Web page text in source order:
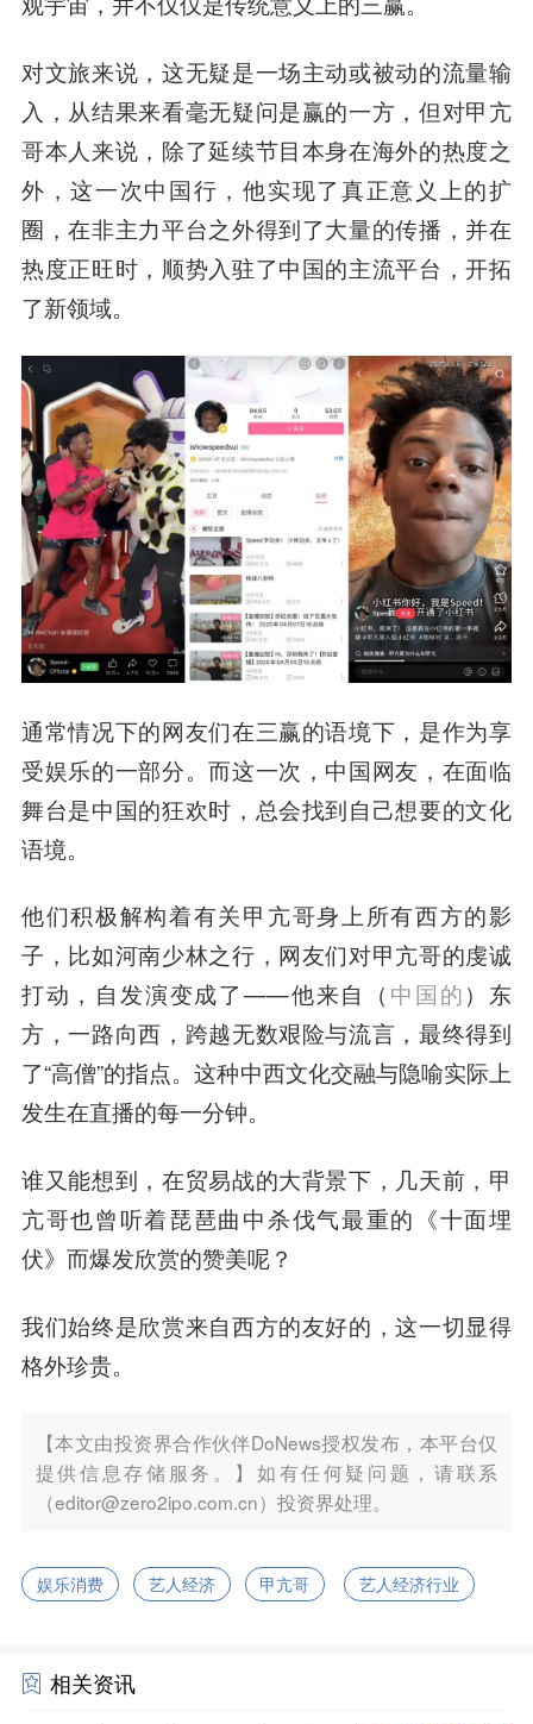
对文旅来说，这无疑是一场主动或被动的流量输
入，从结果来看毫无疑问是赢的一方，但对甲亢
哥本人来说，除了延续节目本身在海外的热度之
外，这一次中国行，他实现了真正意义上的扩
圈，在非主力平台之外得到了大量的传播，并在
热度正旺时，顺势入驻了中国的主流平台，开拓
了新领域。
通常情况下的网友们在三赢的语境下，是作为享
受娱乐的一部分。而这一次，中国网友，在面临
舞台是中国的狂欢时，总会找到自己想要的文化
语境。
他们积极解构着有关甲亢哥身上所有西方的影
子，比如河南少林之行，网友们对甲亢哥的虔诚
打动，自发演变成了——他来自（ 中国的）东
方，一路向西，跨越无数艰险与流言，最终得到
了“高僧”的指点。这种中西文化交融与隐喻实际上
发生在直播的每一分钟。
谁又能想到，在贸易战的大背景下，几天前，甲
亢哥也曾听着琵琶曲中杀伐气最重的《十面埋
伏》而爆发欣赏的赞美呢？
我们始终是欣赏来自西方的友好的，这一切显得
格外珍贵。
【本文由投资界合作伙伴DoNews授权发布，本平台仅
提供信息存储服务。】如有任何疑问题，请联系
（editor@zero2ipo.com.cn）投资界处理。
娱乐消费 艺人经济 甲亢哥 艺人经济行业
相关资讯